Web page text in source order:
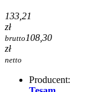
133,21
zł
brutto 108,30
zł
netto
Producent: